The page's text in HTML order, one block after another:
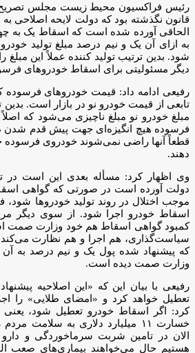
رئیس فراکسیون محیط زیست مجلس تصریح
قانون نگذشته بود که دولت لایحه اصلاحی
الحاقی آورده شده است که اسقاط یک به
به ازای آن یک و نیم درصد مبلغ تولید خودرو
شود. بدین ترتیب تولید کننده عملاً این مبلغ
دیگر مسئولیتی برای اسقاط خودروهای
رفیعی ادامه داد: قیمت خودروهای
تابعی از قیمت خودرو نو در بازار است.
مبلغ خودرو نو مبلغ ناچیزی می‌شود که
فرسوده هیچ انگیزه‌ای جهت پیش قدم شدن
قطعاً آنها راضی نمی‌شوند خودروی فرسوده
دهند.
دولت آورده است در صورتی که گواهی
موجب اختلال در روند تولید خودروها شود،
اسقاط خودرو اجرا شود. از سوی دیگر
کمبود گواهی اسقاط هم خود وزارت صمت
سیاست‌گذاری، هم اجرا و هم نظارت
که پیشنهاد شده پول یک و نیم درصد به
وزارت صمت دیده است.
رفیعی با بیان این که «این اصلاحیه
تعطیل خواهد کرد و «امضای طلایی» را
خسارت ۱۱ میلیارد دلاری به سلامت
الان در تامین شربت سرماخوردگی و
هستیم حال می‌خواهند بیماری‌های صعب